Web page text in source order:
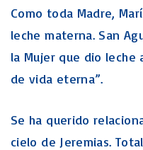
Como toda Madre,
leche materna. San
la Mujer que dio leche
de vida eterna”.
Se ha querido
cielo de Jeremias.